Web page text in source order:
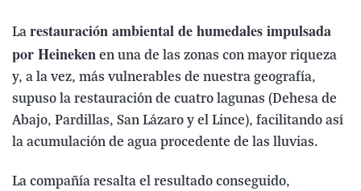
La restauración ambiental de humedales impulsada
por Heineken en una de las zonas con mayor riqueza
y, a la vez, más vulnerables de nuestra geografía,
supuso la restauración de cuatro lagunas (Dehesa de
Abajo, Pardillas, San Lázaro y el Lince), facilitando así
la acumulación de agua procedente de las lluvias.
La compañía resalta el resultado conseguido,